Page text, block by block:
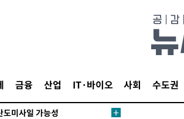
금융 산업 IT·바이오 사회 수도권
간 걸린 초유의 압수수색(종
0.3%↓, 다우 0.14%↑
포츠윤리센터도 압수수색
도미사일 가능성